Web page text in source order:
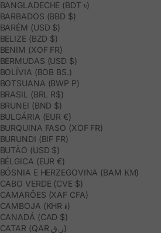
BANGLADECHE (BDT ৳)
BARBADOS (BBD $)
BARÉM (USD $)
BELIZE (BZD $)
BENIM (XOF FR)
BERMUDAS (USD $)
BOLÍVIA (BOB BS.)
BOTSUANA (BWP P)
BRASIL (BRL R$)
BRUNEI (BND $)
BULGÁRIA (EUR €)
BURQUINA FASO (XOF FR)
BURUNDI (BIF FR)
BUTÃO (USD $)
BÉLGICA (EUR €)
BÓSNIA E HERZEGOVINA (BAM КМ)
CABO VERDE (CVE $)
CAMARÕES (XAF CFA)
CAMBOJA (KHR ៛)
CANADÁ (CAD $)
CATAR (QAR ر.ق)